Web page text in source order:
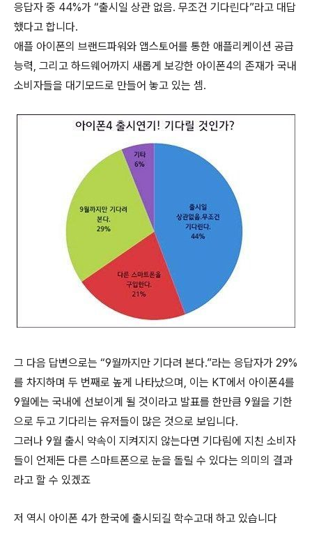
응답자 중 44%가 “출시일 상관 없음. 무조건 기다린다”라고 대답
했다고 합니다.
애플 아이폰의 브랜드파워와 앱스토어를 통한 애플리케이션 공급
능력, 그리고 하드웨어까지 새롭게 보강한 아이폰4의 존재가 국내
소비자들을 대기모드로 만들어 놓고 있는 셈.
그 다음 답변으로는 “9월까지만 기다려 본다.”라는 응답자가 29%
를 차지하며 두 번째로 높게 나타났으며, 이는 KT에서 아이폰4를
9월에는 국내에 선보이게 될 것이라고 발표를 한만큼 9월을 기한
으로 두고 기다리는 유저들이 많은 것으로 보입니다.
그러나 9월 출시 약속이 지켜지지 않는다면 기다림에 지친 소비자
들이 언제든 다른 스마트폰으로 눈을 돌릴 수 있다는 의미의 결과
라고 할 수 있겠죠
저 역시 아이폰 4가 한국에 출시되길 학수고대 하고 있습니다